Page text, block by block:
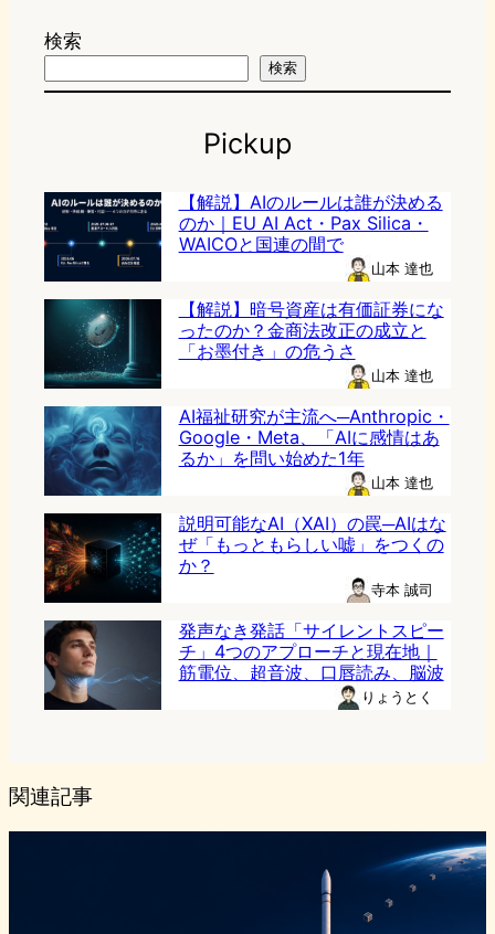
検索
検索
Pickup
【解説】AIのルールは誰が決める
のか｜EU AI Act・Pax Silica・
WAICOと国連の間で
山本 達也
【解説】暗号資産は有価証券にな
ったのか？金商法改正の成立と
「お墨付き」の危うさ
山本 達也
AI福祉研究が主流へ─Anthropic・
Google・Meta、「AIに感情はあ
るか」を問い始めた1年
山本 達也
説明可能なAI（XAI）の罠─AIはな
ぜ「もっともらしい嘘」をつくの
か？
寺本 誠司
発声なき発話「サイレントスピー
チ」4つのアプローチと現在地｜
筋電位、超音波、口唇読み、脳波
りょうとく
関連記事